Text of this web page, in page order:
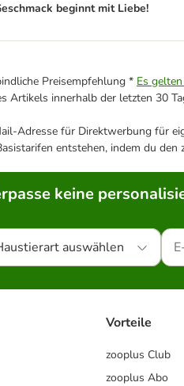
beginnt mit Liebe!
Preisempfehlung * Es
Artikels innerhalb der letzten 30
Adresse für Direktwerbung für
entstehen, indem du
keine
auswählen
Vorteile
zooplus Club
zooplus Abo